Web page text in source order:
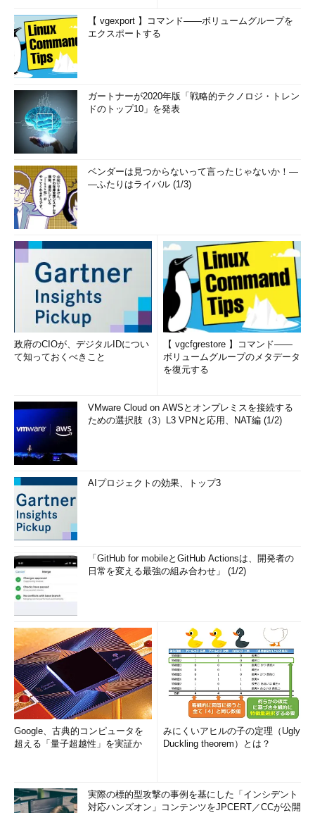
【 vgexport 】コマンド――ボリュームグループを
エクスポートする
ガートナーが2020年版「戦略的テクノロジ・トレン
ドのトップ10」を発表
ベンダーは見つからないって言ったじゃないか！―
―ふたりはライバル (1/3)
政府のCIOが、デジタルIDについ
て知っておくべきこと
【 vgcfgrestore 】コマンド――
ボリュームグループのメタデータ
を復元する
VMware Cloud on AWSとオンプレミスを接続する
ための選択肢（3）L3 VPNと応用、NAT編 (1/2)
AIプロジェクトの効果、トップ3
「GitHub for mobileとGitHub Actionsは、開発者の
日常を変える最強の組み合わせ」 (1/2)
Google、古典的コンピュータを
超える「量子超越性」を実証か
みにくいアヒルの子の定理（Ugly
Duckling theorem）とは？
実際の標的型攻撃の事例を基にした「インシデント
対応ハンズオン」コンテンツをJPCERT／CCが公開